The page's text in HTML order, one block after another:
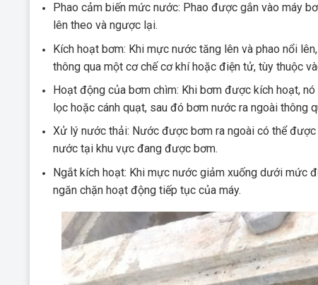
Phao cảm biến mức nước: Phao được gắn vào máy
lên theo và ngược lại.
Kích hoạt bơm: Khi mực nước tăng lên và phao nổi
thông qua một cơ chế cơ khí hoặc điện tử, tùy thuộc
Hoạt động của bơm chìm: Khi bơm được kích hoạt,
lọc hoặc cánh quạt, sau đó bơm nước ra ngoài thông
Xử lý nước thải: Nước được bơm ra ngoài có thể
nước tại khu vực đang được bơm.
Ngắt kích hoạt: Khi mực nước giảm xuống dưới mức
ngăn chặn hoạt động tiếp tục của máy.